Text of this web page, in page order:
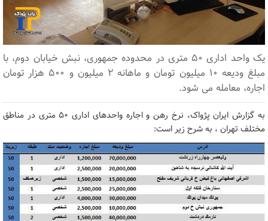
یک واحد اداری 50 متری در محدوده جمهوری، نبش خیابان دوم، با
مبلغ ودیعه 10 میلیون تومان و ماهانه 2 میلیون و 500 هزار تومان
اجاره، معامله می شود.
به گزارش ایران پژواک، نرخ رهن و اجاره واحدهای اداری 50 متری در مناطق
مختلف تهران ، به شرح زیر است: